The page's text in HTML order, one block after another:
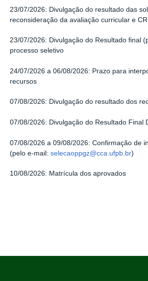
23/07/2026: Divulgação do resultado das
reconsideração da avaliação curricular e
23/07/2026: Divulgação do Resultado final
processo seletivo
24/07/2026 a 06/08/2026: Prazo para
recursos
07/08/2026: Divulgação do resultado dos
07/08/2026: Divulgação do Resultado Final
07/08/2026 a 09/08/2026: Confirmação de
(pelo e-mail: selecaoppgz@cca.ufpb.br)
10/08/2026: Matrícula dos aprovados